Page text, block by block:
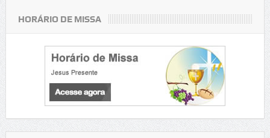
HORÁRIO DE MISSA